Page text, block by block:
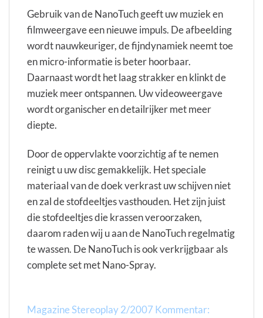
Gebruik van de NanoTuch geeft uw muziek en
filmweergave een nieuwe impuls. De afbeelding
wordt nauwkeuriger, de fijndynamiek neemt toe
en micro-informatie is beter hoorbaar.
Daarnaast wordt het laag strakker en klinkt de
muziek meer ontspannen. Uw videoweergave
wordt organischer en detailrijker met meer
diepte.
Door de oppervlakte voorzichtig af te nemen
reinigt u uw disc gemakkelijk. Het speciale
materiaal van de doek verkrast uw schijven niet
en zal de stofdeeltjes vasthouden. Het zijn juist
die stofdeeltjes die krassen veroorzaken,
daarom raden wij u aan de NanoTuch regelmatig
te wassen. De NanoTuch is ook verkrijgbaar als
complete set met Nano-Spray.
Magazine Stereoplay 2/2007 Kommentar: